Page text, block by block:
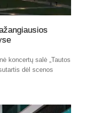
koncertų salė „Tautos
dėl scenos